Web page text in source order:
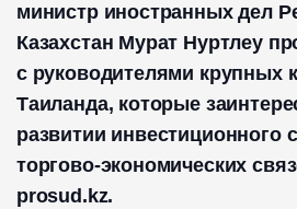
министр иностранных дел
Казахстан Мурат Нуртлеу
с руководителями крупных
Таиланда, которые
развитии инвестиционного
торгово-экономических
prosud.kz.